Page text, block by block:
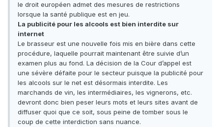
le droit européen admet des mesures de restrictions
lorsque la santé publique est en jeu.
La publicité pour les alcools est bien interdite sur
internet
Le brasseur est une nouvelle fois mis en bière dans cette
procédure, laquelle pourrait maintenant être suivie d’un
examen plus au fond. La décision de la Cour d’appel est
une sévère défaite pour le secteur puisque la publicité pour
les alcools sur le net est désormais interdite. Les
marchands de vin, les intermédiaires, les vignerons, etc.
devront donc bien peser leurs mots et leurs sites avant de
diffuser quoi que ce soit, sous peine de tomber sous le
coup de cette interdiction sans nuance.